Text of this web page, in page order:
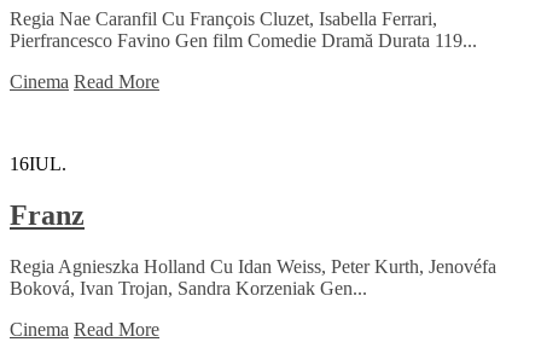
Regia Nae Caranfil Cu François Cluzet, Isabella Ferrari,
Pierfrancesco Favino Gen film Comedie Dramă Durata 119...
Cinema Read More
16IUL.
Franz
Regia Agnieszka Holland Cu Idan Weiss, Peter Kurth, Jenovéfa
Boková, Ivan Trojan, Sandra Korzeniak Gen...
Cinema Read More